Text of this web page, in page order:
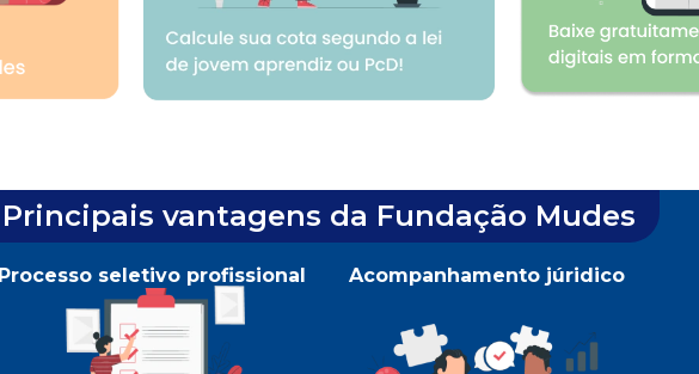
Principais vantagens da Fundação Mudes
Processo seletivo profissional Acompanhamento júridico